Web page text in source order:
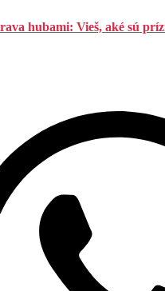
hubami: Vieš, aké sú